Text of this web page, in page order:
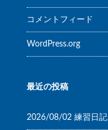
コメントフィード
WordPress.org
最近の投稿
2026/08/02 練習日記